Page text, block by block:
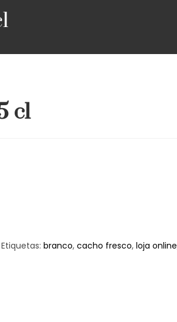
cl
Etiquetas: branco, cacho fresco, loja online